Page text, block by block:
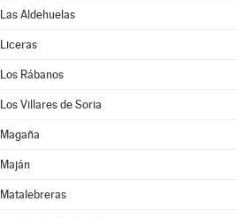
Las Aldehuelas
Liceras
Los Rábanos
Los Villares de Soria
Magaña
Maján
Matalebreras